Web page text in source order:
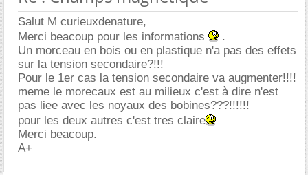
Salut M curieuxdenature,
Merci beacoup pour les informations
.
Un morceau en bois ou en plastique n'a pas des effets
sur la tension secondaire?!!!
Pour le 1er cas la tension secondaire va augmenter!!!!
meme le morecaux est au milieux c'est à dire n'est
pas liee avec les noyaux des bobines???!!!!!!
pour les deux autres c'est tres claire
Merci beacoup.
A+